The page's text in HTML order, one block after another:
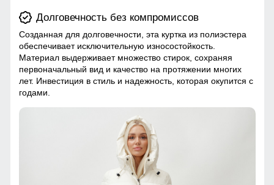
Долговечность без компромиссов
Созданная для долговечности, эта куртка из полиэстера
обеспечивает исключительную износостойкость.
Материал выдерживает множество стирок, сохраняя
первоначальный вид и качество на протяжении многих
лет. Инвестиция в стиль и надежность, которая окупится с
годами.